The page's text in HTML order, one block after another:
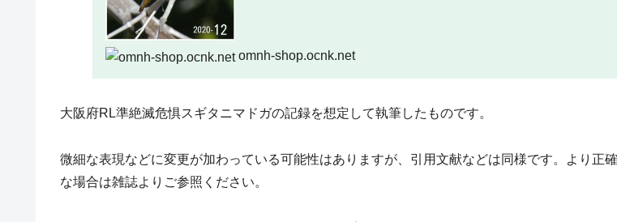
omnh-shop.ocnk.net
大阪府RL準絶滅危惧スギタニマドガの記録を想定して執筆したものです。
微細な表現などに変更が加わっている可能性はありますが、引用文献などは同様です。より正
な場合は雑誌よりご参照ください。